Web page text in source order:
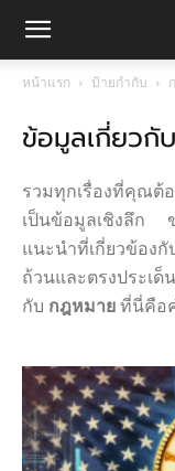
มค
ปโต
หน้าแรก ป้ายกำกับ
ข้อมูลเกี่ยวกั
รวมทุกเรื่องที่คุณต้อ
เป็นข้อมูลเชิงลึก
แนะนำที่เกี่ยวข้อง
ถ้วนและตรงประเ
กับ กฎหมายที่นี่คือ